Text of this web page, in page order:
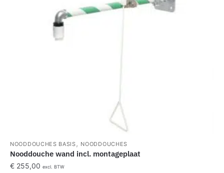
NOODDOUCHES BASIS, NOODDOUCHES
Nooddouche wand incl. montageplaat
€ 255,00 excl. BTW